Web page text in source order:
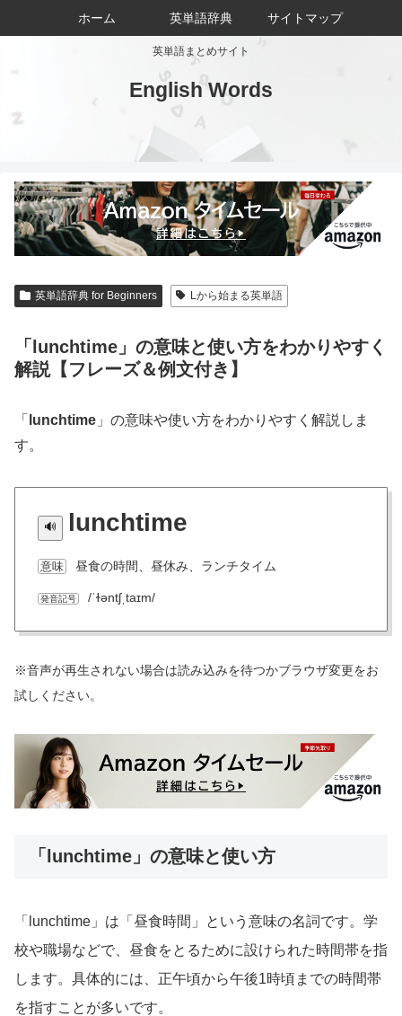
英単語まとめサイト
English Words
ホーム 英単語辞典 サイトマップ
英単語辞典 for Beginners Lから始まる英単語
「lunchtime」の意味と使い方をわかりやすく
解説【フレーズ＆例文付き】
「 lunchtime 」の意味や使い方をわかりやすく解説しま
す。
lunchtime
意味 昼食の時間、昼休み、ランチタイム
発音記号 /ˈɫəntʃˌtaɪm/
※音声が再生されない場合は読み込みを待つかブラウザ変更をお
試しください。
「lunchtime」の意味と使い方
「lunchtime」は「昼食時間」という意味の名詞です。学
校や職場などで、昼食をとるために設けられた時間帯を指
します。具体的には、正午頃から午後1時頃までの時間帯
を指すことが多いです。